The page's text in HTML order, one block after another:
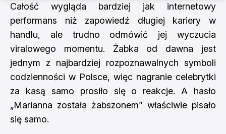
Całość wygląda bardziej jak internetowy
performans niż zapowiedź długiej kariery w
handlu, ale trudno odmówić jej wyczucia
viralowego momentu. Żabka od dawna jest
jednym z najbardziej rozpoznawalnych symboli
codzienności w Polsce, więc nagranie celebrytki
za kasą samo prosiło się o reakcje. A hasło
„Marianna została żabszonem” właściwie pisało
się samo.